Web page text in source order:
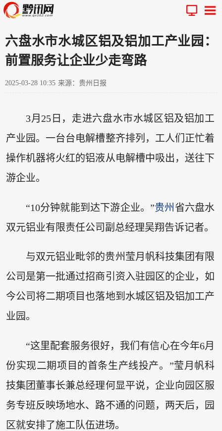
六盘水市水城区铝及铝加工产业园：
前置服务让企业少走弯路
2025-03-28 10:35 来源：贵州日报
3月25日，走进六盘水市水城区铝及铝加工
产业园。一台台电解槽整齐排列，工人们正忙着
操作机器将火红的铝液从电解槽中吸出，送往下
游企业。
“10分钟就能到达下游企业。”贵州 省六盘水
双元铝业有限责任公司副总经理吴翔告诉记者。
与双元铝业毗邻的贵州莹月帆科技集团有限
公司是第一批通过招商引资入驻园区的企业，如
今公司将二期项目也落地到水城区铝及铝加工产
业园。
“这里配套服务很好，我们有信心在今年6月
份实现二期项目的首条生产线投产。”莹月帆科
技集团董事长兼总经理何显平说，企业向园区服
务专班反映场地水、路不通的问题，两天后，园
区就安排了施工队伍进场。